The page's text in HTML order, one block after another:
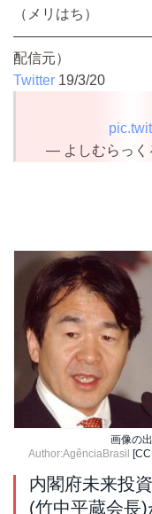
（メリはち）
配信元）
Twitter 19/3/20
— よしむらっく
画像の
Author:AgênciaBrasil
内閣府未来投
(竹中平蔵会長